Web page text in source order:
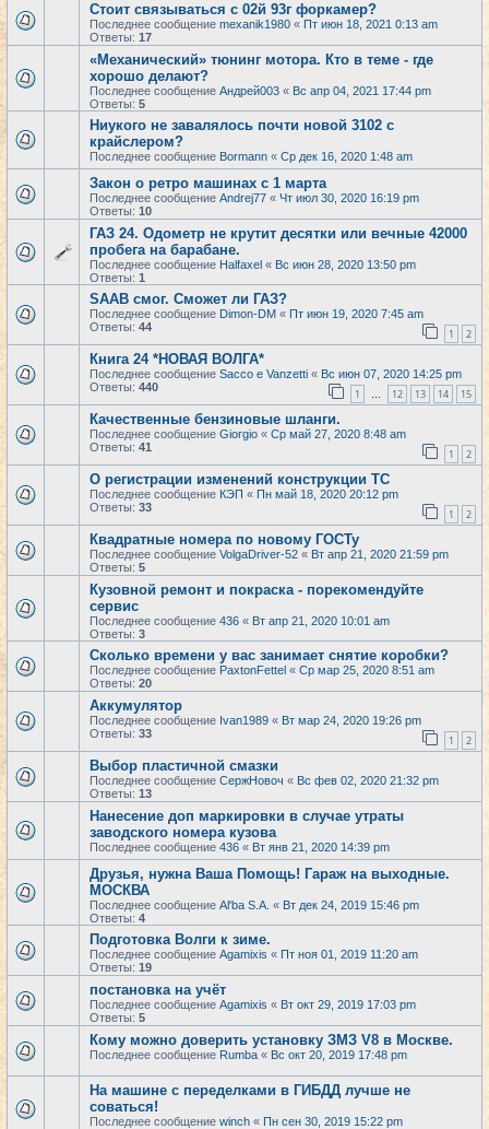
Стоит связываться с 02й 93г форкамер?
Последнее сообщение mexanik1980 « Пт июн 18, 2021 0:13 am
Ответы: 17
«Механический» тюнинг мотора. Кто в теме - где
хорошо делают?
Последнее сообщение Андрей003 « Вс апр 04, 2021 17:44 pm
Ответы: 5
Ниукого не завалялось почти новой 3102 с
крайслером?
Последнее сообщение Bormann « Ср дек 16, 2020 1:48 am
Закон о ретро машинах с 1 марта
Последнее сообщение Andrej77 « Чт июл 30, 2020 16:19 pm
Ответы: 10
ГАЗ 24. Одометр не крутит десятки или вечные 42000
пробега на барабане.
Последнее сообщение Halfaxel « Вс июн 28, 2020 13:50 pm
Ответы: 1
SAAB смог. Сможет ли ГАЗ?
Последнее сообщение Dimon-DM « Пт июн 19, 2020 7:45 am
Ответы: 44 1 2
Книга 24 *НОВАЯ ВОЛГА*
Последнее сообщение Sacco e Vanzetti « Вс июн 07, 2020 14:25 pm
Ответы: 440 1 … 12 13 14 15
Качественные бензиновые шланги.
Последнее сообщение Giorgio « Ср май 27, 2020 8:48 am
Ответы: 41 1 2
О регистрации изменений конструкции ТС
Последнее сообщение КЭП « Пн май 18, 2020 20:12 pm
Ответы: 33 1 2
Квадратные номера по новому ГОСТу
Последнее сообщение VolgaDriver-52 « Вт апр 21, 2020 21:59 pm
Ответы: 5
Кузовной ремонт и покраска - порекомендуйте
сервис
Последнее сообщение 436 « Вт апр 21, 2020 10:01 am
Ответы: 3
Сколько времени у вас занимает снятие коробки?
Последнее сообщение PaxtonFettel « Ср мар 25, 2020 8:51 am
Ответы: 20
Аккумулятор
Последнее сообщение Ivan1989 « Вт мар 24, 2020 19:26 pm
Ответы: 33 1 2
Выбор пластичной смазки
Последнее сообщение СержНовоч « Вс фев 02, 2020 21:32 pm
Ответы: 13
Нанесение доп маркировки в случае утраты
заводского номера кузова
Последнее сообщение 436 « Вт янв 21, 2020 14:39 pm
Друзья, нужна Ваша Помощь! Гараж на выходные.
МОСКВА
Последнее сообщение Al'ba S.A. « Вт дек 24, 2019 15:46 pm
Ответы: 4
Подготовка Волги к зиме.
Последнее сообщение Agamixis « Пт ноя 01, 2019 11:20 am
Ответы: 19
постановка на учёт
Последнее сообщение Agamixis « Вт окт 29, 2019 17:03 pm
Ответы: 5
Кому можно доверить установку ЗМЗ V8 в Москве.
Последнее сообщение Rumba « Вс окт 20, 2019 17:48 pm
На машине с переделками в ГИБДД лучше не
соваться!
Последнее сообщение winch « Пн сен 30, 2019 15:22 pm